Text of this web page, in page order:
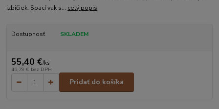
izbičiek. Spací vak s... celý popis
Dostupnosť SKLADEM
55,40 €/ks
45,79 € bez DPH
Pridať do košíka